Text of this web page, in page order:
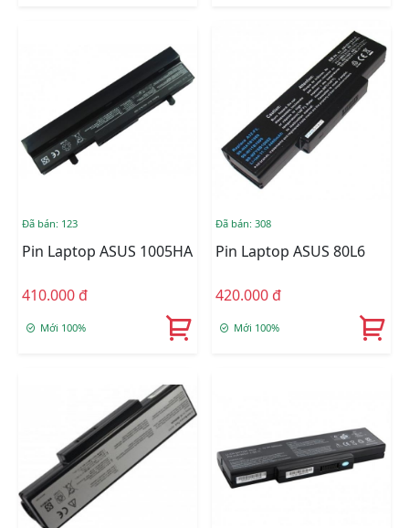
Đã bán: 123
Pin Laptop ASUS 1005HA
410.000 đ
Mới 100%
Đã bán: 308
Pin Laptop ASUS 80L6
420.000 đ
Mới 100%